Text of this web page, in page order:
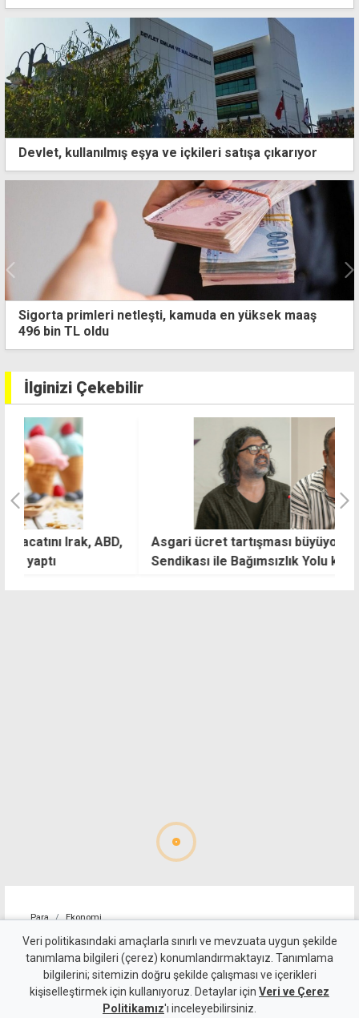
Devlet, kullanılmış eşya ve içkileri satışa çıkarıyor
4 kişilik ailenin karnını doyurmasının günlük bedeli:
1.513 TL
İlginizi Çekebilir
Asgari ücret tartışması büyüyor: İşverenler
Sendikası ile Bağımsızlık Yolu karşı karşıya
Para Ekonomi
4 kişilik ailenin karnını
doyurmasının günlük bedeli:
1.513 TL
Veri politikasındaki amaçlarla sınırlı ve mevzuata uygun şekilde
tanımlama bilgileri (çerez) konumlandırmaktayız. Tanımlama
bilgilerini; sitemizin doğru şekilde çalışması ve içerikleri
kişiselleştirmek için kullanıyoruz. Detaylar için Veri ve Çerez
Politikamız'ı inceleyebilirsiniz.